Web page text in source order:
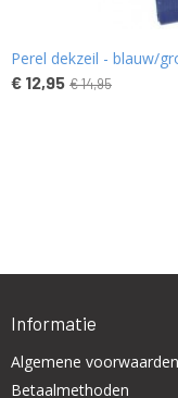
Perel dekzeil - blauw/
€ 12,95 € 14,95
Informatie
Algemene voorwaarden
Betaalmethoden